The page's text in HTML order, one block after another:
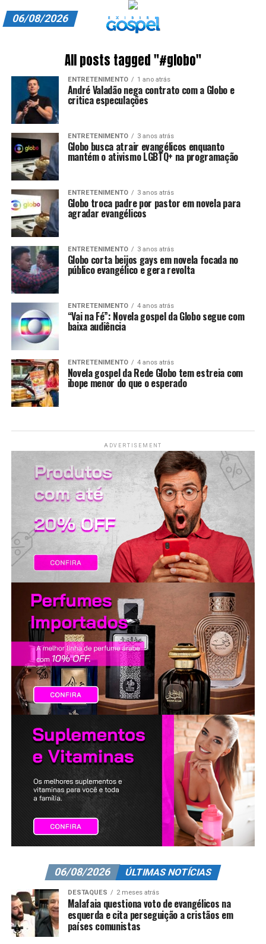
ASSINE
CARRINHO
EDITORIAL
ENTREVISTAS
EXPEDIENTE
FINALIZAR COMPRA
HOME
LANÇAMENTOS
06/08/2026
All posts tagged "#globo"
ENTRETENIMENTO 1 ano atrás
André Valadão nega contrato com a Globo e
critica especulações
ENTRETENIMENTO 3 anos atrás
Globo busca atrair evangélicos enquanto
mantém o ativismo LGBTQ+ na programação
ENTRETENIMENTO 3 anos atrás
Globo troca padre por pastor em novela para
agradar evangélicos
ENTRETENIMENTO 3 anos atrás
Globo corta beijos gays em novela focada no
público evangélico e gera revolta
ENTRETENIMENTO 4 anos atrás
“Vai na Fé”: Novela gospel da Globo segue com
baixa audiência
ENTRETENIMENTO 4 anos atrás
Novela gospel da Rede Globo tem estreia com
ibope menor do que o esperado
ADVERTISEMENT
06/08/2026 ÚLTIMAS NOTÍCIAS
DESTAQUES 2 meses atrás
Malafaia questiona voto de evangélicos na
esquerda e cita perseguição a cristãos em
países comunistas